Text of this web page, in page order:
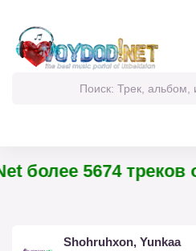
более 5674 треков
Shohruhxon, Yunkaa